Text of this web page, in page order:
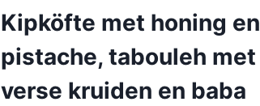
Kipköfte met honing en
pistache, tabouleh met
verse kruiden en baba